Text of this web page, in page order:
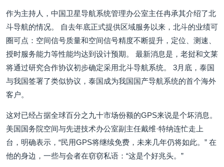
作为主持人，中国卫星导航系统管理办公室主任冉承其介绍了北
斗导航的情况。 自去年底正式提供区域服务以来，北斗的业绩可
圈可点：空间信号质量和空间信号精度不断提升，定位、测速、
授时服务能力等性能均达到设计预期。 最新消息是，老挝和文莱
将通过研究合作协议初步确定采用北斗导航系统。 3月底，泰国
与我国签署了类似协议，泰国成为我国国产导航系统的首个海外
客户。
这对已经占据全球百分之九十市场份额的GPS来说是个坏消息。
美国国务院空间与先进技术办公室副主任戴维·特纳连忙走上
台，明确表示，“民用GPS将继续免费，未来几年仍将如此。” 在
他的身边，一些与会者在窃窃私语：“这是个好兆头。”